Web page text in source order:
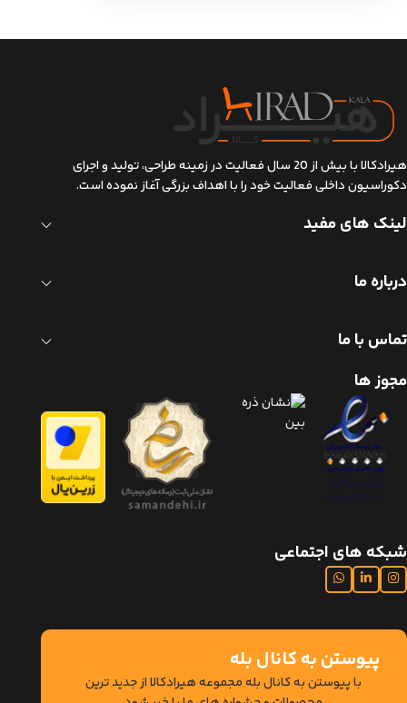
هیرادکالا با بیش از 20 سال فعالیت در زمینه طراحی، تولید و اجرای
دکوراسیون داخلی فعالیت خود را با اهداف بزرگی آغاز نموده است.
لینک های مفید
درباره ما
تماس با ما
مجوز ها
شبکه های اجتماعی
پیوستن به کانال بله
با پیوستن به کانال بله مجموعه هیرادکالا از جدید ترین